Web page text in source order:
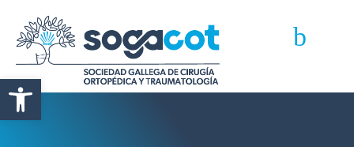
Abrir barra de herramientas